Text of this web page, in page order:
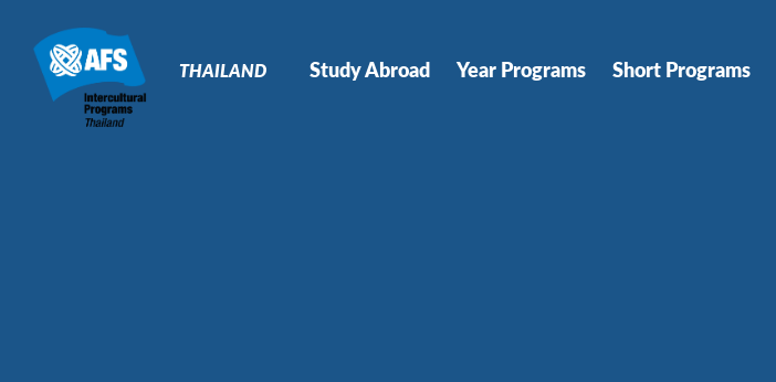
THAILAND Study Abroad Year Programs Short Programs